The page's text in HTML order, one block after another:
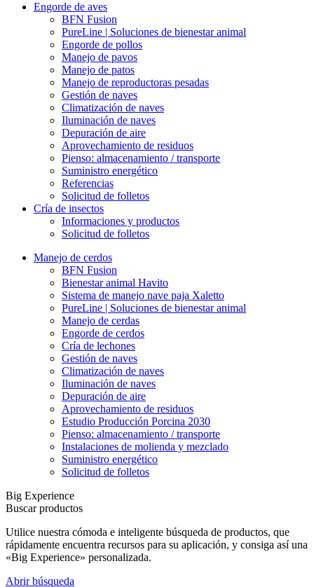
Engorde de aves
BFN Fusion
PureLine | Soluciones de bienestar animal
Engorde de pollos
Manejo de pavos
Manejo de patos
Manejo de reproductoras pesadas
Gestión de naves
Climatización de naves
Iluminación de naves
Depuración de aire
Aprovechamiento de residuos
Pienso: almacenamiento / transporte
Suministro energético
Referencias
Solicitud de folletos
Cría de insectos
Informaciones y productos
Solicitud de folletos
Manejo de cerdos
BFN Fusion
Bienestar animal Havito
Sistema de manejo nave paja Xaletto
PureLine | Soluciones de bienestar animal
Manejo de cerdas
Engorde de cerdos
Cría de lechones
Gestión de naves
Climatización de naves
Iluminación de naves
Depuración de aire
Aprovechamiento de residuos
Estudio Producción Porcina 2030
Pienso: almacenamiento / transporte
Instalaciones de molienda y mezclado
Suministro energético
Solicitud de folletos
Big Experience
Buscar productos
Utilice nuestra cómoda e inteligente búsqueda de productos, que
rápidamente encuentra recursos para su aplicación, y consiga así una
«Big Experience» personalizada.
Abrir búsqueda